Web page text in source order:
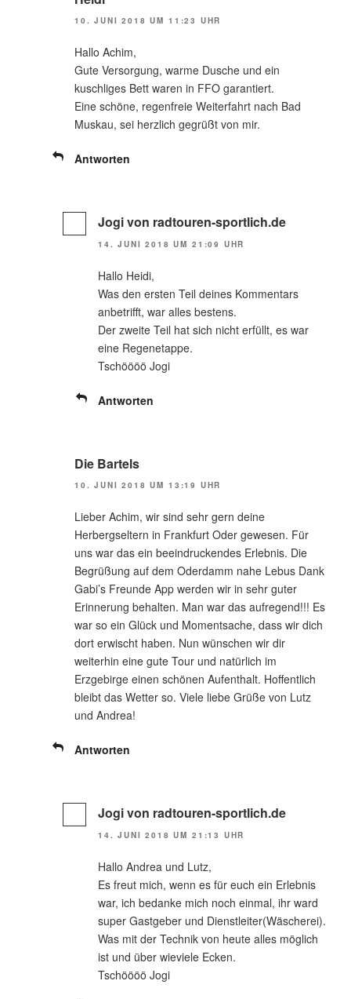
10. JUNI 2018 UM 11:23 UHR
Hallo Achim,
Gute Versorgung, warme Dusche und ein
kuschliges Bett waren in FFO garantiert.
Eine schöne, regenfreie Weiterfahrt nach Bad
Muskau, sei herzlich gegrüßt von mir.
Antworten
Jogi von radtouren-sportlich.de
14. JUNI 2018 UM 21:09 UHR
Hallo Heidi,
Was den ersten Teil deines Kommentars
anbetrifft, war alles bestens.
Der zweite Teil hat sich nicht erfüllt, es war
eine Regenetappe.
Tschöööö Jogi
Antworten
Die Bartels
10. JUNI 2018 UM 13:19 UHR
Lieber Achim, wir sind sehr gern deine
Herbergseltern in Frankfurt Oder gewesen. Für
uns war das ein beeindruckendes Erlebnis. Die
Begrüßung auf dem Oderdamm nahe Lebus Dank
Gabi’s Freunde App werden wir in sehr guter
Erinnerung behalten. Man war das aufregend!!! Es
war so ein Glück und Momentsache, dass wir dich
dort erwischt haben. Nun wünschen wir dir
weiterhin eine gute Tour und natürlich im
Erzgebirge einen schönen Aufenthalt. Hoffentlich
bleibt das Wetter so. Viele liebe Grüße von Lutz
und Andrea!
Antworten
Jogi von radtouren-sportlich.de
14. JUNI 2018 UM 21:13 UHR
Hallo Andrea und Lutz,
Es freut mich, wenn es für euch ein Erlebnis
war, ich bedanke mich noch einmal, ihr ward
super Gastgeber und Dienstleiter(Wäscherei).
Was mit der Technik von heute alles möglich
ist und über wieviele Ecken.
Tschöööö Jogi